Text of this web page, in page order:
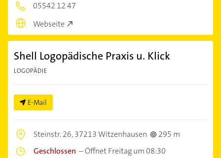
05542 12 47
Webseite
Shell Logopädische Praxis u. Klick
LOGOPÄDIE
E-Mail
Steinstr. 26,37213 Witzenhausen
295 m
Geschlossen –Öffnet Freitag um 08:30